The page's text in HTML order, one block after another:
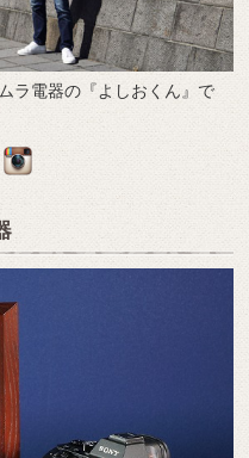
ラ電器の『よしおくん』で